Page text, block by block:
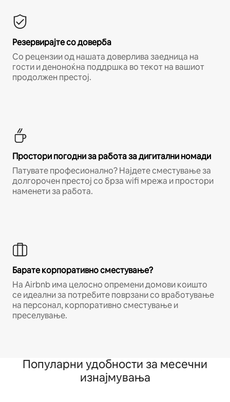
Резервирајте со доверба
Со рецензии од нашата доверлива заедница на
гости и деноноќна поддршка во текот на вашиот
продолжен престој.
Простори погодни за работа за дигитални номади
Патувате професионално? Најдете сместување за
долгорочен престој со брза wifi мрежа и простори
наменети за работа.
Барате корпоративно сместување?
На Airbnb има целосно опремени домови коишто
се идеални за потребите поврзани со вработување
на персонал, корпоративно сместување и
преселување.
Популарни удобности за месечни
изнајмувања